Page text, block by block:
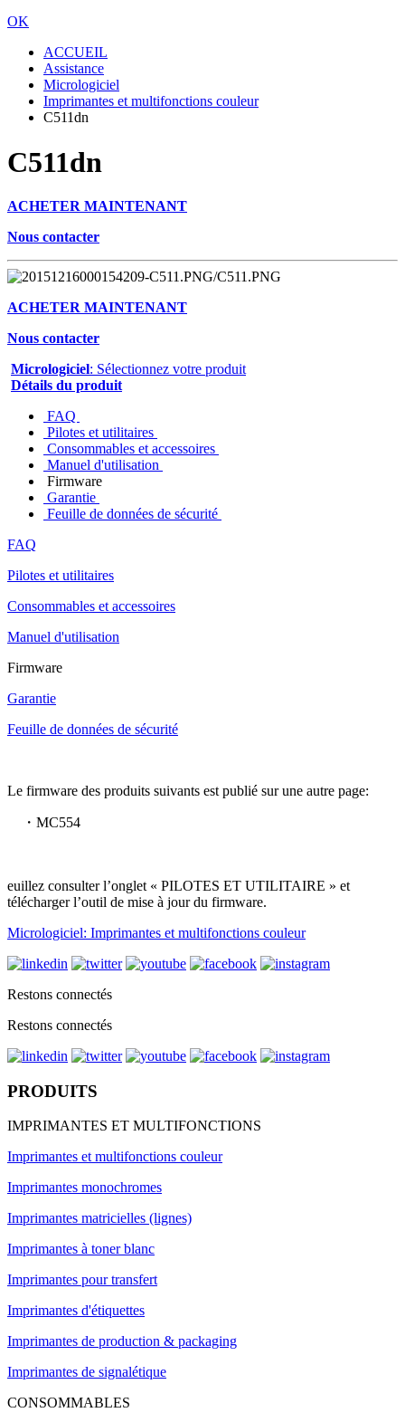
OK
ACCUEIL
Assistance
Micrologiciel
Imprimantes et multifonctions couleur
C511dn
C511dn
ACHETER MAINTENANT
Nous contacter
ACHETER MAINTENANT
Nous contacter
Micrologiciel: Sélectionnez votre produit
Détails du produit
FAQ
Pilotes et utilitaires
Consommables et accessoires
Manuel d'utilisation
Firmware
Garantie
Feuille de données de sécurité
FAQ
Pilotes et utilitaires
Consommables et accessoires
Manuel d'utilisation
Firmware
Garantie
Feuille de données de sécurité
Le firmware des produits suivants est publié sur une autre page:
・MC554
euillez consulter l’onglet « PILOTES ET UTILITAIRE » et
télécharger l’outil de mise à jour du firmware.
Micrologiciel: Imprimantes et multifonctions couleur
Restons connectés
Restons connectés
PRODUITS
IMPRIMANTES ET MULTIFONCTIONS
Imprimantes et multifonctions couleur
Imprimantes monochromes
Imprimantes matricielles (lignes)
Imprimantes à toner blanc
Imprimantes pour transfert
Imprimantes d'étiquettes
Imprimantes de production & packaging
Imprimantes de signalétique
CONSOMMABLES